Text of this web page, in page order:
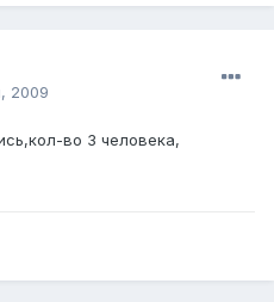
2009
во 3 человека,